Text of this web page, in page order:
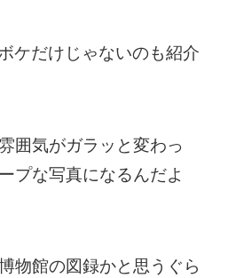
ケだけじゃないのも紹介
囲気がガラッと変わっ
プな写真になるんだよ
物館の図録かと思うぐら